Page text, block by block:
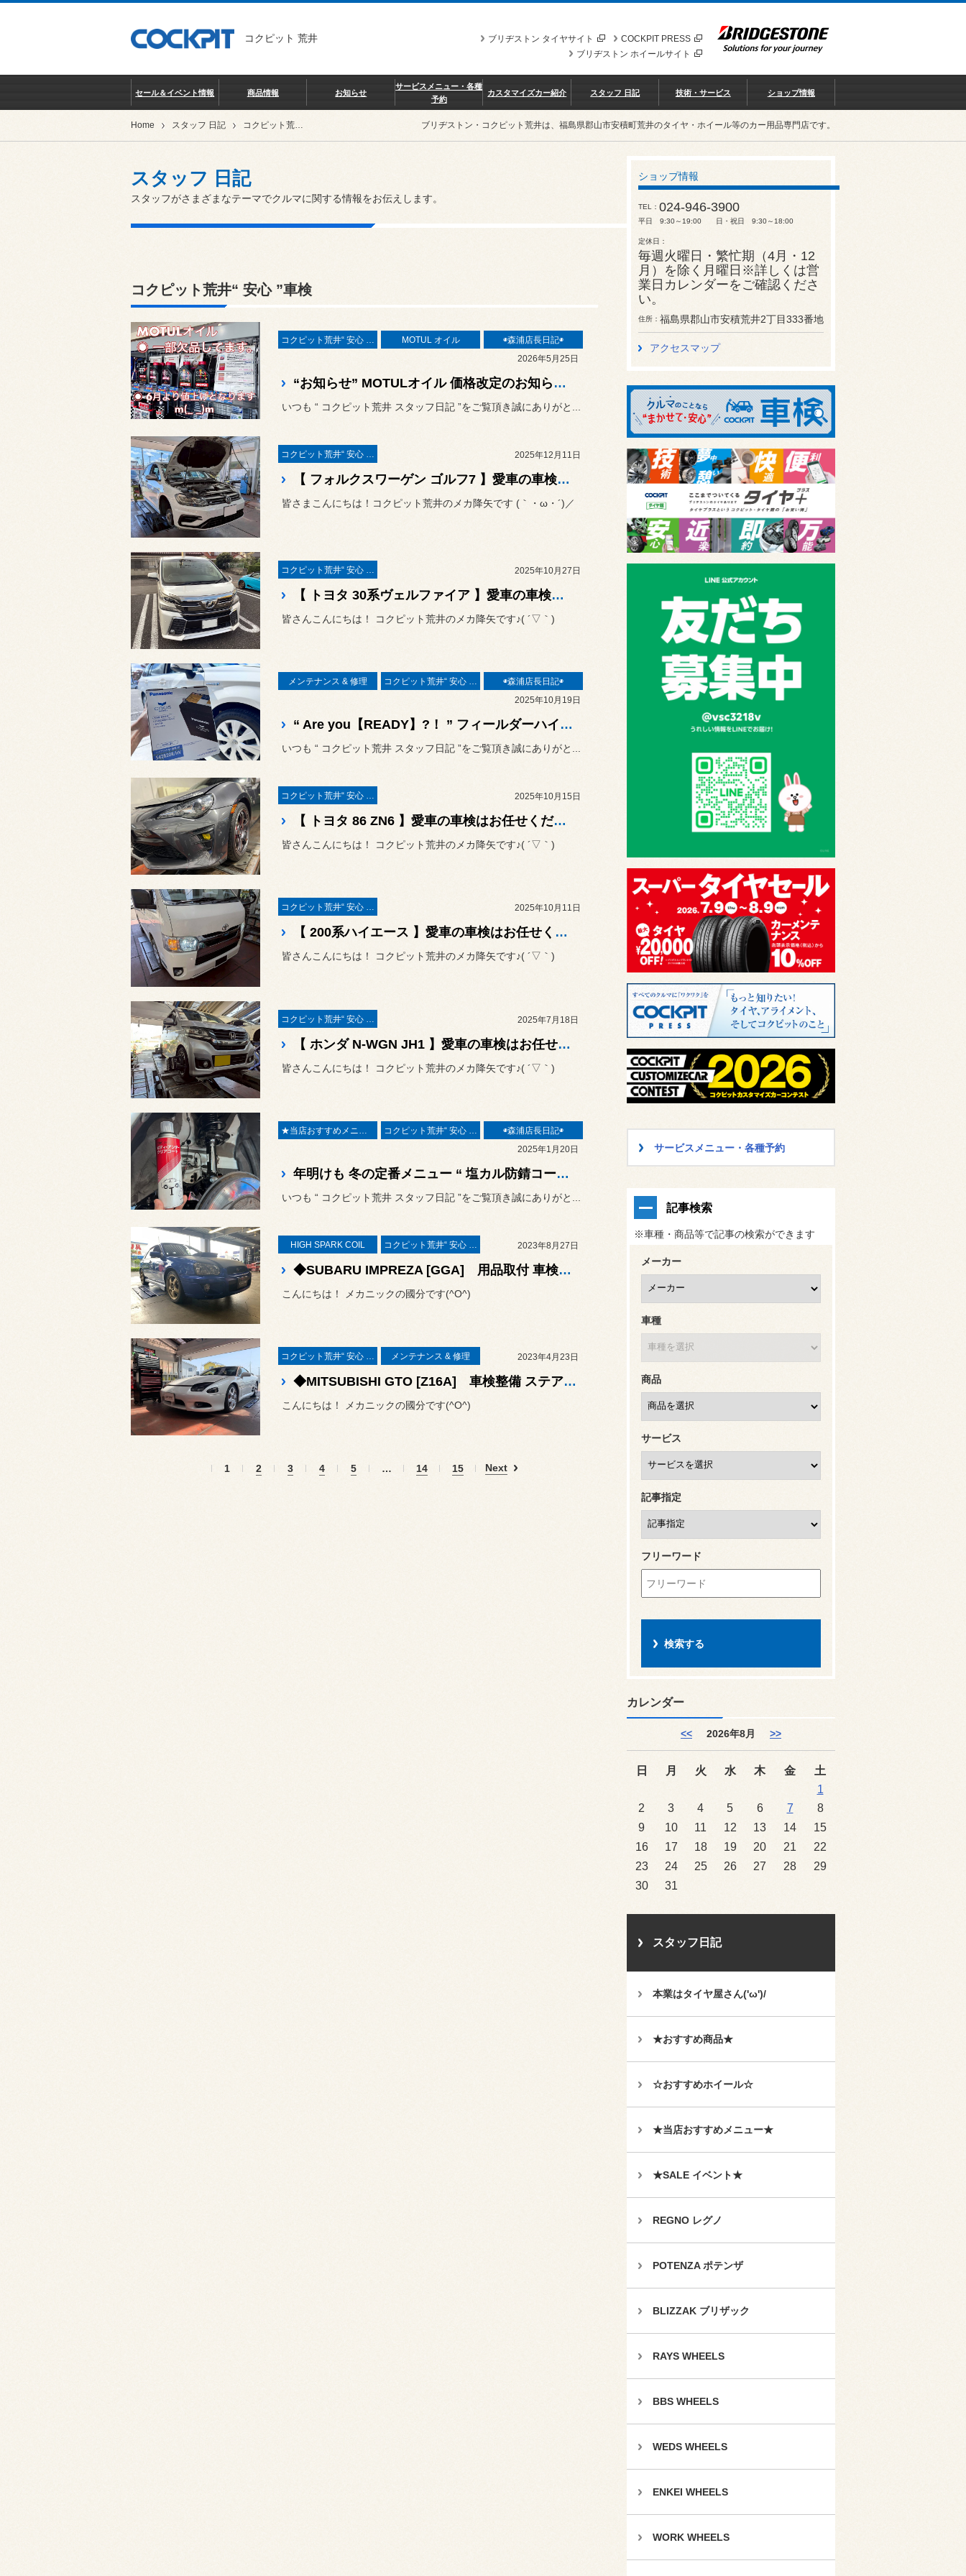
コクピット 荒井 COCKPIT PRESS
ブリヂストン タイヤサイト
ブリヂストン ホイールサイト
セール＆イベント情報 商品情報 お知らせ
サービスメニュー・各種
予約
カスタマイズカー紹介 スタッフ 日記 技術・サービス ショップ情報
Home スタッフ 日記 コクピット荒井“ 安心 ”車検 ブリヂストン・コクピット荒井は、福島県郡山市安積町荒井のタイヤ・ホイール等のカー用品専門店です。
スタッフ 日記
スタッフがさまざまなテーマでクルマに関する情報をお伝えします。
コクピット荒井“ 安心 ”車検
コクピット荒井“ 安心 ”車検 MOTUL オイル
◉森浦店長日記◉
2026年5月25日
“お知らせ” MOTULオイル 価格改定のお知らせ m(_ _)m
いつも “ コクピット荒井 スタッフ日記 ”をご覧頂き誠にありがと...
コクピット荒井“ 安心 ”車検 2025年12月11日
【 フォルクスワーゲン ゴルフ7 】愛車の車検はお任せください！ コクピット荒井の徹底整備
皆さまこんにちは！コクピット荒井のメカ降矢です (｀・ω・´)／
コクピット荒井“ 安心 ”車検 2025年10月27日
【 トヨタ 30系ヴェルファイア 】愛車の車検はお任せください！ コクピット荒井の徹底整備
皆さんこんにちは！ コクピット荒井のメカ降矢です♪( ´▽｀)
メンテナンス & 修理 コクピット荒井“ 安心 ”車検
◉森浦店長日記◉
2025年10月19日
“ Are you【READY】?！ ” フィールダーハイブリッド 補機バッテリー交換 ハイブリッド車も定期的なバッテリー交換が必要ですね！！《NKE165G × パナソニックCAOS S42B20R/HV》
いつも “ コクピット荒井 スタッフ日記 ”をご覧頂き誠にありがと...
コクピット荒井“ 安心 ”車検 2025年10月15日
【 トヨタ 86 ZN6 】愛車の車検はお任せください！ コクピット荒井の徹底整備
皆さんこんにちは！ コクピット荒井のメカ降矢です♪( ´▽｀)
コクピット荒井“ 安心 ”車検 2025年10月11日
【 200系ハイエース 】愛車の車検はお任せください！ コクピット荒井の徹底整備
皆さんこんにちは！ コクピット荒井のメカ降矢です♪( ´▽｀)
2025年7月18日
【 ホンダ N-WGN JH1 】愛車の車検はお任せください！ コクピット荒井の徹底整備
皆さんこんにちは！ コクピット荒井のメカ降矢です♪( ´▽｀)
★当店おすすめメニュー★ コクピット荒井“ 安心 ”車検
◉森浦店長日記◉
2025年1月20日
年明けも 冬の定番メニュー “ 塩カル防錆コーティング ” 人気ですね！ 車検と一緒に施工も良いですね(・ω<) /
いつも “ コクピット荒井 スタッフ日記 ”をご覧頂き誠にありがと...
HIGH SPARK COIL コクピット荒井“ 安心 ”車検 2023年8月27日
◆SUBARU IMPREZA [GGA] 用品取付 車検整備 HIGH SPARK IGNITIONCOIL・NGKスパークプラグ取付・ヘッドカバーパッキン交換・その他作業◆#スバル#インプレッサ 車検
こんにちは！ メカニックの國分です(^O^)
コクピット荒井“ 安心 ”車検 メンテナンス & 修理 2023年4月23日
◆MITSUBISHI GTO [Z16A] 車検整備 ステアリングラック交換・ドライブシャフトブーツ交換・Panasonic Caosバッテリー交換・HKSエアーフィルター交換・その他諸々◆#三菱#GTO車検#GTOステアリングラック交換#HKS
こんにちは！ メカニックの國分です(^O^)
1 2 3 4 5 … 14 15 Next
ショップ情報
TEL 024-946-3900
平日 9:30～19:00 日・祝日 9:30～18:00
定休日
毎週火曜日・繁忙期（4月・12
月）を除く月曜日※詳しくは営
業日カレンダーをご確認くださ
い。
住所 福島県郡山市安積荒井2丁目333番地
アクセスマップ
サービスメニュー・各種予約
記事検索
※車種・商品等で記事の検索ができます
メーカー
車種
商品
サービス
記事指定
フリーワード
カレンダー
<< 2026年8月 >>
日 月 火 水 木 金
土
1
2
3 4 5 6 7
8
9
10 11 12 13 14
15
16
17 18 19 20 21
22
23
24 25 26 27 28
29
30
31
スタッフ日記
本業はタイヤ屋さん('ω')/
★おすすめ商品★
☆おすすめホイール☆
★当店おすすめメニュー★
★SALE イベント★
REGNO レグノ
POTENZA ポテンザ
BLIZZAK ブリザック
RAYS WHEELS
BBS WHEELS
WEDS WHEELS
ENKEI WHEELS
WORK WHEELS